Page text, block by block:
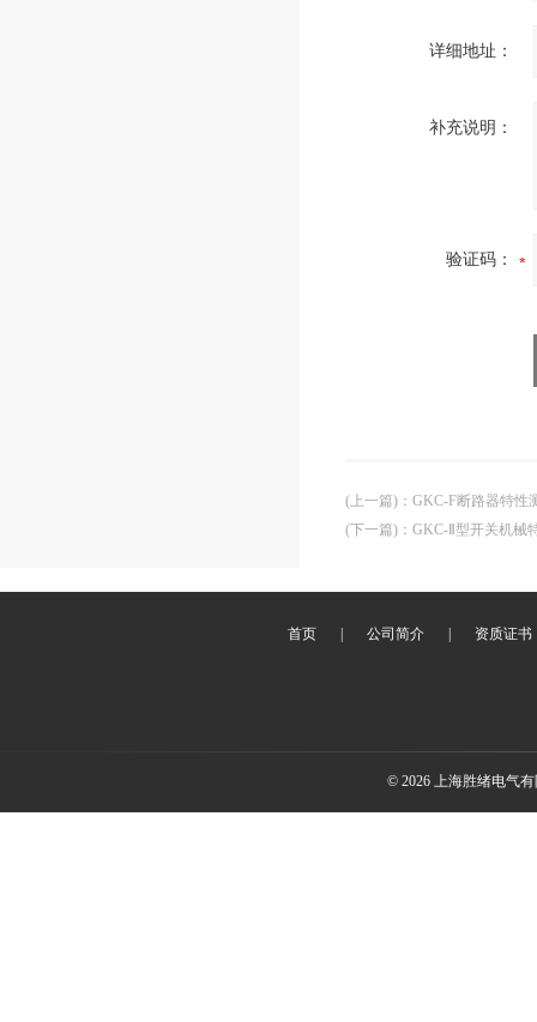
详细地址：
补充说明：
验证码：
(上一篇) ： GKC-F断路器特性
(下一篇) ： GKC-Ⅱ型开关机械
首页 公司简介 资质证书
© 2026 上海胜绪电气